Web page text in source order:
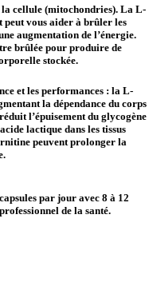
la cellule (mitochondries). La L-
peut vous aider à brûler les
augmentation de l’énergie.
brûlée pour produire de
stockée.
et les performances : la L-
la dépendance du corps
l’épuisement du glycogène
lactique dans les tissus
peuvent prolonger la
par jour avec 8 à 12
de la santé.